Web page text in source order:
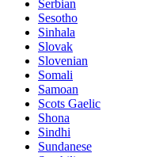
Serbian
Sesotho
Sinhala
Slovak
Slovenian
Somali
Samoan
Scots Gaelic
Shona
Sindhi
Sundanese